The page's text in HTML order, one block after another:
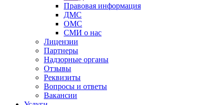
Правовая информация
ДМС
ОМС
СМИ о нас
Лицензии
Партнеры
Надзорные органы
Отзывы
Реквизиты
Вопросы и ответы
Вакансии